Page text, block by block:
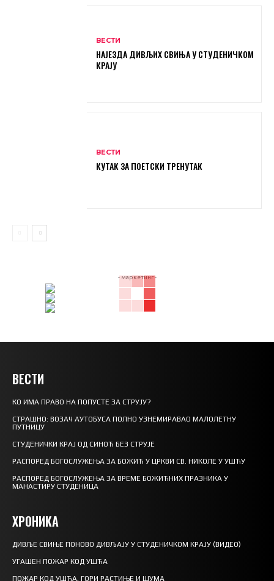
ВЕСТИ
НАЈЕЗДА ДИВЉИХ СВИЊА У СТУДЕНИЧКОМ
КРАЈУ
ВЕСТИ
КУТАК ЗА ПОЕТСКИ ТРЕНУТАК
- маркетинг -
ВЕСТИ
КО ИМА ПРАВО НА ПОПУСТЕ ЗА СТРУЈУ?
СТРАШНО: ВОЗАЧ АУТОБУСА ПОЛНО УЗНЕМИРАВАО МАЛОЛЕТНУ
ПУТНИЦУ
СТУДЕНИЧКИ КРАЈ ОД СИНОЋ БЕЗ СТРУЈЕ
РАСПОРЕД БОГОСЛУЖЕЊА ЗА БОЖИЋ У ЦРКВИ СВ. НИКОЛЕ У УШЋУ
РАСПОРЕД БОГОСЛУЖЕЊА ЗА ВРЕМЕ БОЖИЋНИХ ПРАЗНИКА У
МАНАСТИРУ СТУДЕНИЦА
ХРОНИКА
ДИВЉЕ СВИЊЕ ПОНОВО ДИВЉАЈУ У СТУДЕНИЧКОМ КРАЈУ (ВИДЕО)
УГАШЕН ПОЖАР КОД УШЋА
ПОЖАР КОД УШЋА, ГОРИ РАСТИЊЕ И ШУМА